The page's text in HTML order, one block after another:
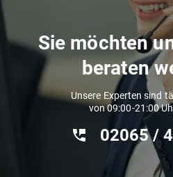
Sie möchten
beraten
Unsere Experten sind
von 09:00-21:00
02065 /